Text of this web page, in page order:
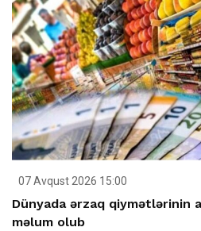
07 Avqust 2026 15:00
Dünyada ərzaq qiymətlərinin
məlum olub